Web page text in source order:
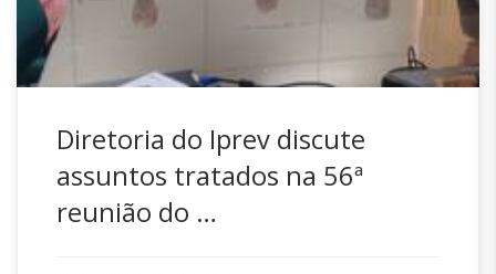
de […]
Diretoria do Iprev discute
assuntos tratados na 56ª
reunião do …